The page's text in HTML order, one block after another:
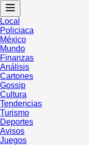
Local
Policiaca
México
Mundo
Finanzas
Análisis
Cartones
Gossip
Cultura
Tendencias
Turismo
Deportes
Avisos
Juegos